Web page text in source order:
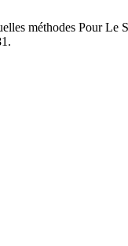
méthodes Pour Le